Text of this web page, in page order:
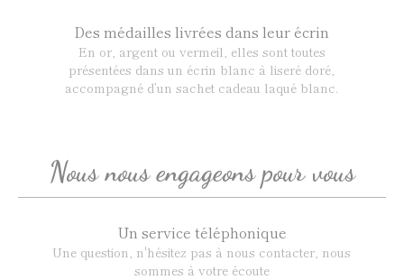
Des médailles livrées dans leur écrin
En or, argent ou vermeil, elles sont toutes
présentées dans un écrin blanc à liseré doré,
accompagné d’un sachet cadeau laqué blanc.
Nous nous engageons pour vous
Un service téléphonique
Une question, n'hésitez pas à nous contacter, nous
sommes à votre écoute